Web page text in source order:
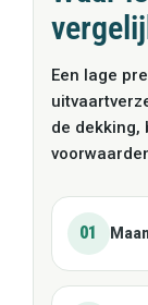
Een lage
de dekking,
01